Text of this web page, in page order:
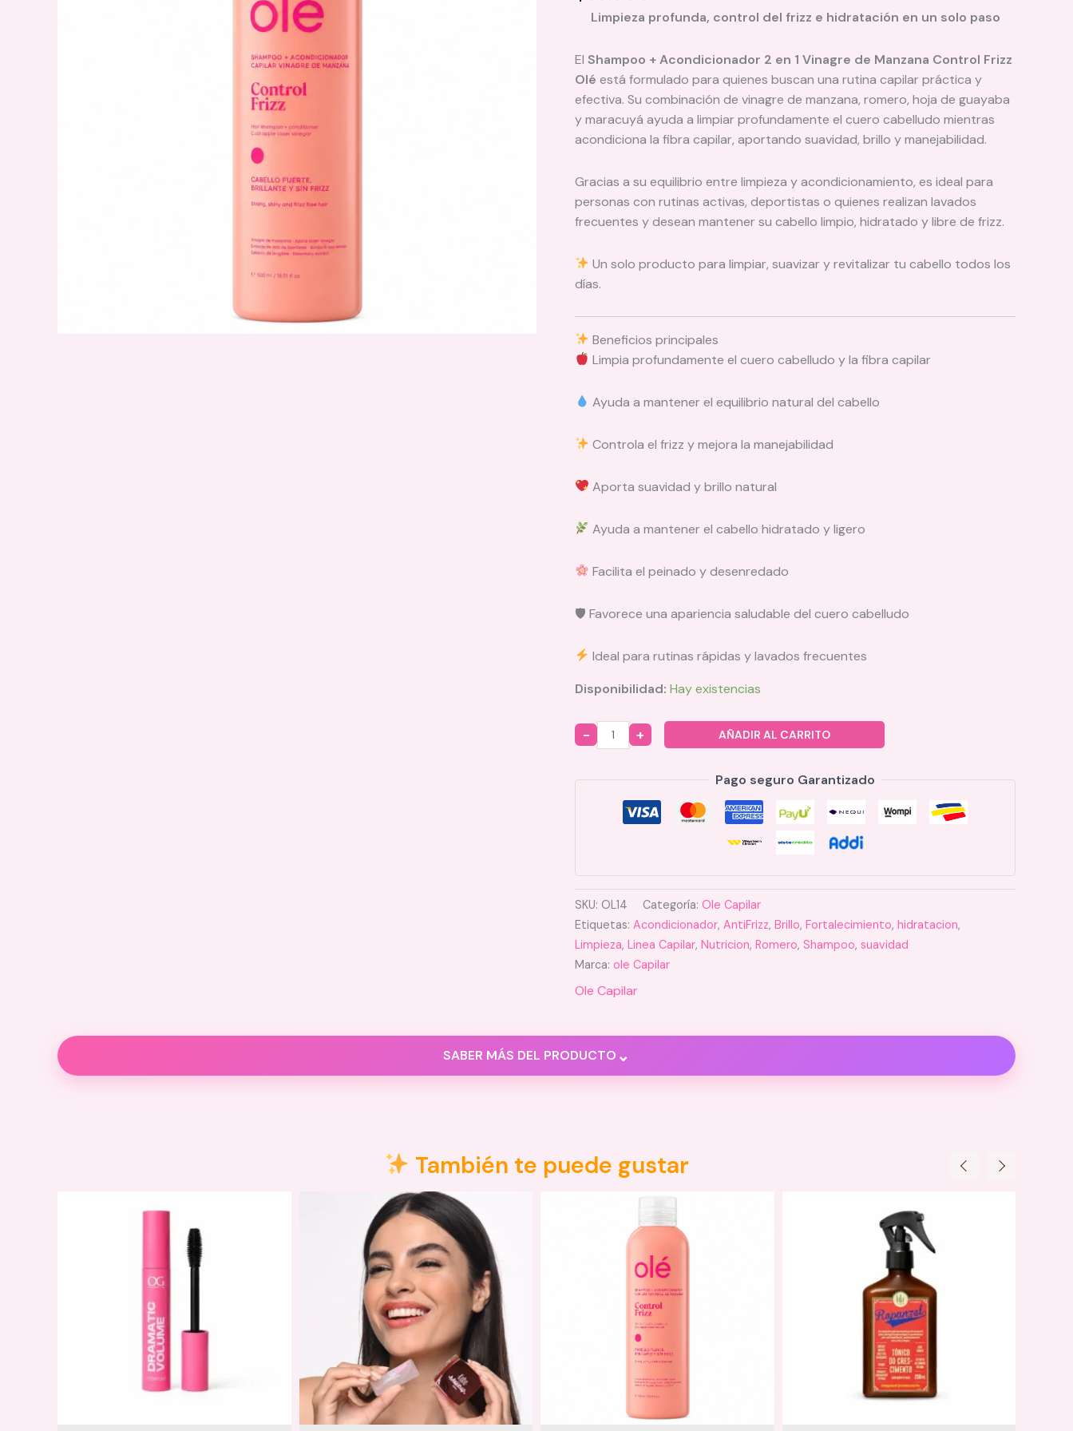
Limpieza profunda, control del frizz e hidratación en un solo paso
El Shampoo + Acondicionador 2 en 1 Vinagre de Manzana Control Frizz
Olé está formulado para quienes buscan una rutina capilar práctica y
efectiva. Su combinación de vinagre de manzana, romero, hoja de guayaba
y maracuyá ayuda a limpiar profundamente el cuero cabelludo mientras
acondiciona la fibra capilar, aportando suavidad, brillo y manejabilidad.
Gracias a su equilibrio entre limpieza y acondicionamiento, es ideal para
personas con rutinas activas, deportistas o quienes realizan lavados
frecuentes y desean mantener su cabello limpio, hidratado y libre de frizz.
Un solo producto para limpiar, suavizar y revitalizar tu cabello todos los
días.
Beneficios principales
Limpia profundamente el cuero cabelludo y la fibra capilar
Ayuda a mantener el equilibrio natural del cabello
Controla el frizz y mejora la manejabilidad
Aporta suavidad y brillo natural
Ayuda a mantener el cabello hidratado y ligero
Facilita el peinado y desenredado
🛡 Favorece una apariencia saludable del cuero cabelludo
Ideal para rutinas rápidas y lavados frecuentes
Disponibilidad: Hay existencias
Quantity
AÑADIR AL CARRITO
Pago seguro Garantizado
SKU: OL14 Categoría: Ole Capilar
Etiquetas: Acondicionador, AntiFrizz, Brillo, Fortalecimiento, hidratacion,
Limpieza, Linea Capilar, Nutricion, Romero, Shampoo, suavidad
Marca: ole Capilar
Ole Capilar
SABER MÁS DEL PRODUCTO ⌄
Extracto de Hoja de Guayaba
También te puede gustar